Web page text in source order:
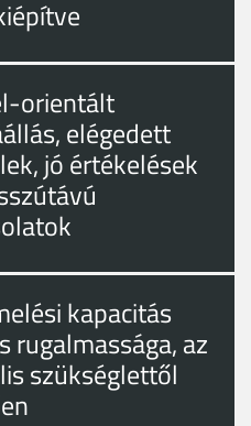
orientált
elégedett
jó értékelések
kapacitás
rugalmassága, az
szükséglettől